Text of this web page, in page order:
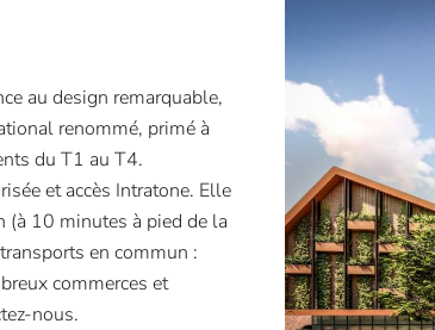
au design remarquable,
renommé, primé à
du T1 au T4.
et accès Intratone. Elle
10 minutes à pied de la
en commun :
commerces et
nous.